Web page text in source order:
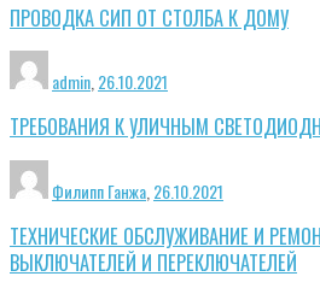
ПРОВОДКА СИП ОТ СТОЛБА К ДОМУ
admin 26.10.2021
ТРЕБОВАНИЯ К УЛИЧНЫМ
Филипп Ганжа 26.10.2021
ТЕХНИЧЕСКИЕ ОБСЛУЖИВАНИЕ И
ВЫКЛЮЧАТЕЛЕЙ И ПЕРЕКЛЮЧАТЕЛЕЙ